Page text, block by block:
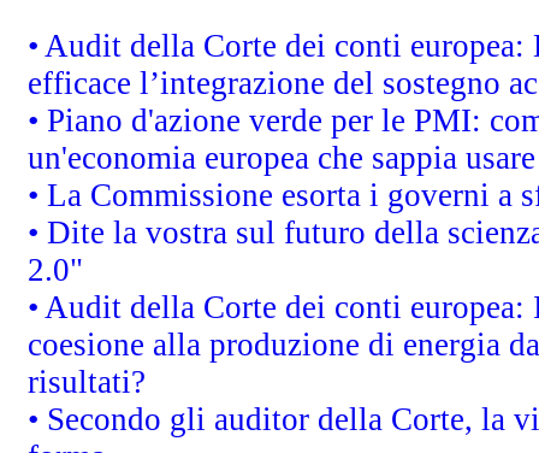
• Audit della Corte dei conti
efficace l’integrazione del sostegno
• Piano d'azione verde per le PMI:
un'economia europea che sappia
• La Commissione esorta i governi
• Dite la vostra sul futuro della
2.0"
• Audit della Corte dei conti
coesione alla produzione di energia
risultati?
• Secondo gli auditor della Corte, la